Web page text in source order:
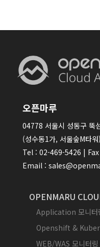
오픈마루
04778 서울시 성동구 뚝
(성수동1가, 서울숲M타워)
Tel : 02-469-5426 |
Email :
OPENMARU
Application 모니터
Openshift &
WEB/WAS 모니터링